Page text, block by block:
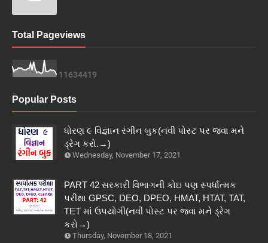
Total Pageviews
11634419
Popular Posts
ધોરણ ૯ વિજ્ઞાન રંગીન બુક(નવી પોસ્ટ પર જવા મને
ડ્રેગ કરો.→)
Wednesday, November 17, 2021
PART 42 સરકારી વિભાગની કોઇ પણ સ્પર્ધાત્મક
પરીક્ષા GPSC, DEO, DPEO, HMAT, HTAT, TAT,
TET માં ઉપયોગી(નવી પોસ્ટ પર જવા મને ડ્રેગ
કરો→)
Thursday, November 18, 2021